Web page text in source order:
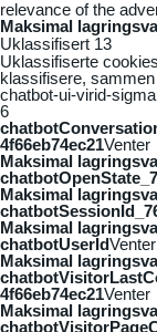
relevance of the
Maksimal
Uklassifisert 13
Uklassifiserte
klassifisere,
chatbot-ui-virid-
6
4f66eb74ec21Venter
Maksimal
Maksimal
Maksimal
chatbotUserIdVenter
Maksimal
4f66eb74ec21Venter
Maksimal